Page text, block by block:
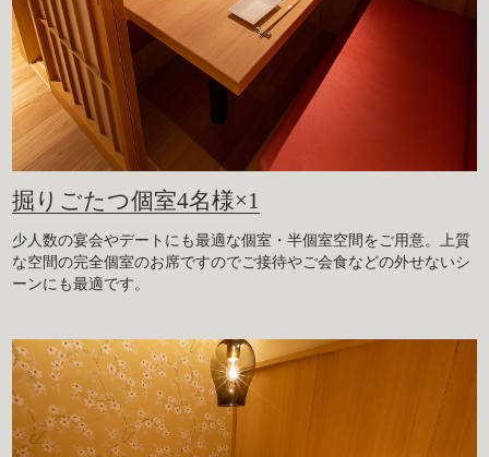
掘りごたつ個室4名様×1
少人数の宴会やデートにも最適な個室・半個室空間をご用意。上質
な空間の完全個室のお席ですのでご接待やご会食などの外せないシ
ーンにも最適です。